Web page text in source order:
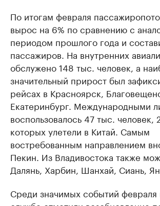
По итогам февраля
вырос на 6% по сравнению с
периодом прошлого года и
пассажиров. На внутренних
обслужено 148 тыс. человек, а
значительный прирост был
рейсах в Красноярск,
Екатеринбург. Международными
воспользовалось 47 тыс. человек,
которых улетели в Китай. Самым
востребованным направлением
Пекин. Из Владивостока также
Далянь, Харбин, Шанхай, Сиань,
Среди значимых событий февраля